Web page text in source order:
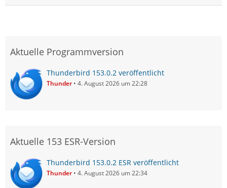
Aktuelle Programmversion
Thunderbird 153.0.2 veröffentlicht
Thunder 4. August 2026 um 22:28
Aktuelle 153 ESR-Version
Thunderbird 153.0.2 ESR veröffentlicht
Thunder 4. August 2026 um 22:34